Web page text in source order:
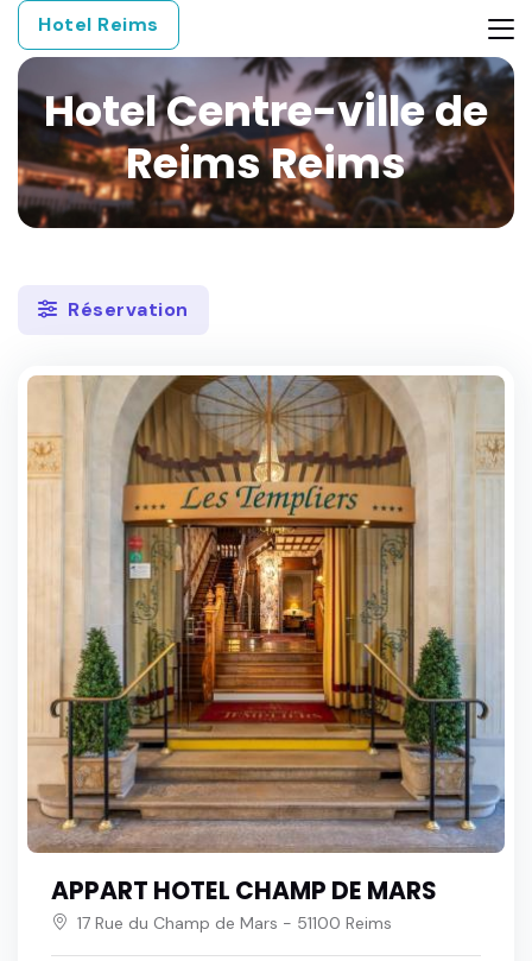
Hotel Reims
Hotel Centre-ville de
Reims Reims
Réservation
APPART HOTEL CHAMP DE MARS
17 Rue du Champ de Mars - 51100 Reims